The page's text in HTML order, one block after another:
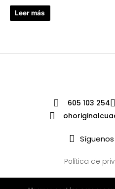
Leer más
605 103 254
Política de